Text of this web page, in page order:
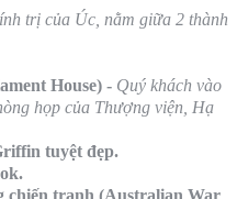
trị của Úc, nằm giữa 2 thành
House) - Quý khách vào
họp của Thượng viện, Hạ
tuyệt đẹp.
chiến tranh (Australian War